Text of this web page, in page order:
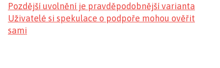
Pozdější uvolnění je pravděpodobnější varianta
Uživatelé si spekulace o podpoře mohou ověřit
sami